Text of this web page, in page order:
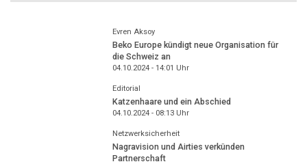
Evren Aksoy
Beko Europe kündigt neue Organisation für
die Schweiz an
04.10.2024 - 14:01 Uhr
Editorial
Katzenhaare und ein Abschied
04.10.2024 - 08:13Uhr
Netzwerksicherheit
Nagravision und Airties verkünden
Partnerschaft